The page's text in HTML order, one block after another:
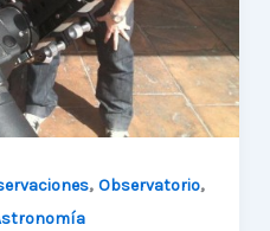
, Observatorio,